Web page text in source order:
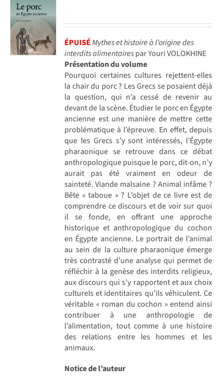
ÉPUISÉMythes et histoire à l’origine des
interdits alimentairespar Youri VOLOKHINE
Présentation du volume
Pourquoi certaines cultures rejettent-elles
la chair du porc ? Les Grecs se posaient déjà
la question, qui n’a cessé de revenir au
devant de la scène. Étudier le porc en Égypte
ancienne est une manière de mettre cette
problématique à l’épreuve. En effet, depuis
que les Grecs s’y sont intéressés, l’Égypte
pharaonique se retrouve dans ce débat
anthropologique puisque le porc, dit-on, n’y
aurait pas été vraiment en odeur de
sainteté. Viande malsaine ? Animal infâme ?
Bête « taboue » ? L’objet de ce livre est de
comprendre ce discours et de voir sur quoi
il se fonde, en offrant une approche
historique et anthropologique du cochon
en Égypte ancienne. Le portrait de l’animal
au sein de la culture pharaonique émerge
très contrasté d’une analyse qui permet de
réfléchir à la genèse des interdits religieux,
aux discours qui s’y rapportent et aux choix
culturels et identitaires qu’ils véhiculent. Ce
véritable « roman du cochon » entend ainsi
contribuer à une anthropologie de
l’alimentation, tout comme à une histoire
des relations entre les hommes et les
animaux.
Notice de l’auteur